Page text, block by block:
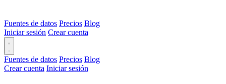
Fuentes de datos Precios Blog
Iniciar sesión Crear cuenta
Fuentes de datos Precios Blog
Crear cuenta Iniciar sesión